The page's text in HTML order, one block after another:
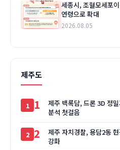
세종시, 조혈모세포
연령으로 확대
2026.08.05
제주도
1
제주 백록담, 드론 3D 정
분석 첫걸음
2
제주 자치경찰, 용담2동
강화